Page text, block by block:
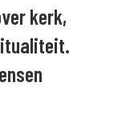
kerk,